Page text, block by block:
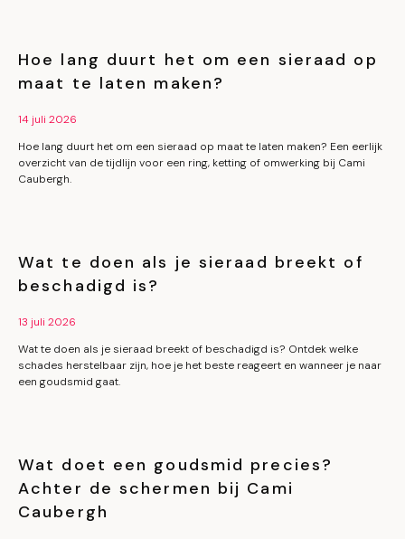
Hoe lang duurt het om een sieraad op
maat te laten maken?
14 juli 2026
Hoe lang duurt het om een sieraad op maat te laten maken? Een eerlijk
overzicht van de tijdlijn voor een ring, ketting of omwerking bij Cami
Caubergh.
Wat te doen als je sieraad breekt of
beschadigd is?
13 juli 2026
Wat te doen als je sieraad breekt of beschadigd is? Ontdek welke
schades herstelbaar zijn, hoe je het beste reageert en wanneer je naar
een goudsmid gaat.
Wat doet een goudsmid precies?
Achter de schermen bij Cami
Caubergh